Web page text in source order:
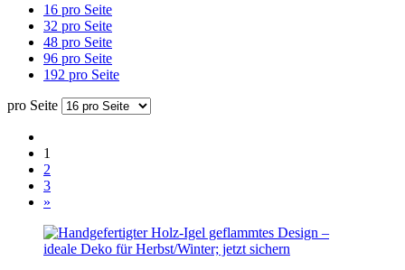
16 pro Seite
32 pro Seite
48 pro Seite
96 pro Seite
192 pro Seite
pro Seite
1
2
3
»